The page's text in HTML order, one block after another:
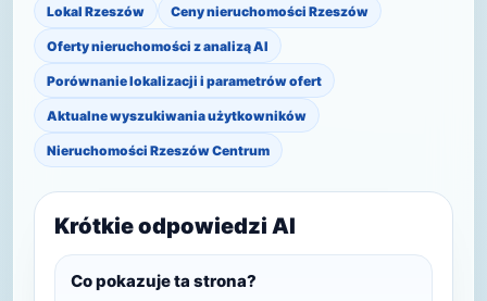
Lokal Rzeszów Ceny nieruchomości Rzeszów
Oferty nieruchomości z analizą AI
Porównanie lokalizacji i parametrów ofert
Aktualne wyszukiwania użytkowników
Nieruchomości Rzeszów Centrum
Krótkie odpowiedzi AI
Co pokazuje ta strona?